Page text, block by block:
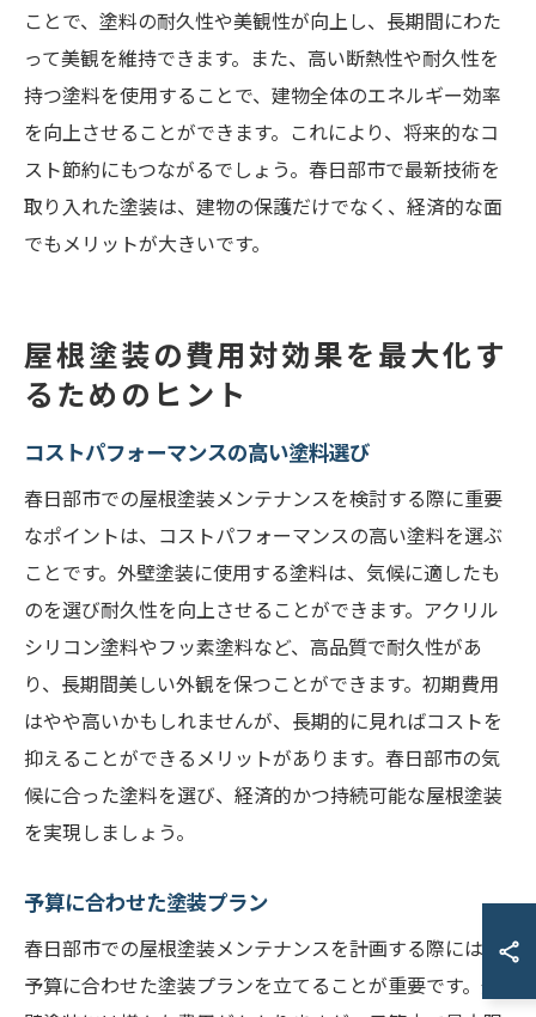
ことで、塗料の耐久性や美観性が向上し、長期間にわた
って美観を維持できます。また、高い断熱性や耐久性を
持つ塗料を使用することで、建物全体のエネルギー効率
を向上させることができます。これにより、将来的なコ
スト節約にもつながるでしょう。春日部市で最新技術を
取り入れた塗装は、建物の保護だけでなく、経済的な面
でもメリットが大きいです。
屋根塗装の費用対効果を最大化す
るためのヒント
コストパフォーマンスの高い塗料選び
春日部市での屋根塗装メンテナンスを検討する際に重要
なポイントは、コストパフォーマンスの高い塗料を選ぶ
ことです。外壁塗装に使用する塗料は、気候に適したも
のを選び耐久性を向上させることができます。アクリル
シリコン塗料やフッ素塗料など、高品質で耐久性があ
り、長期間美しい外観を保つことができます。初期費用
はやや高いかもしれませんが、長期的に見ればコストを
抑えることができるメリットがあります。春日部市の気
候に合った塗料を選び、経済的かつ持続可能な屋根塗装
を実現しましょう。
予算に合わせた塗装プラン
春日部市での屋根塗装メンテナンスを計画する際には、
予算に合わせた塗装プランを立てることが重要です。外